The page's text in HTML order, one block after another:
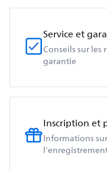
Service et
Conseils sur les
garantie
Inscription et
Informations